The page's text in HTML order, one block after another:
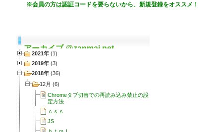
※会員の方は認証コードを要らないから、 新規登録をオススメ！
アーカイブ @zanmai.net